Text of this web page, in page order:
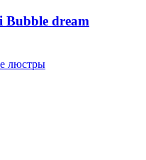
Bubble dream
люстры